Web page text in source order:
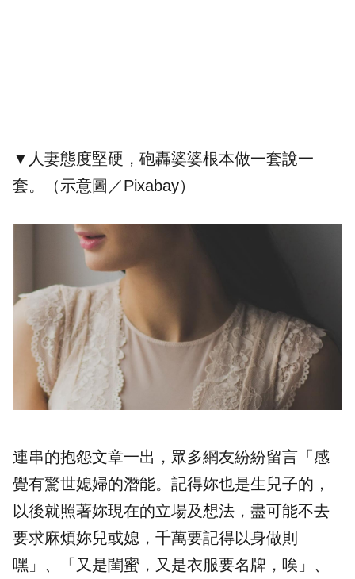
▼人妻態度堅硬，砲轟婆婆根本做一套說一
套。（示意圖／Pixabay）
連串的抱怨文章一出，眾多網友紛紛留言「感
覺有驚世媳婦的潛能。記得妳也是生兒子的，
以後就照著妳現在的立場及想法，盡可能不去
要求麻煩妳兒或媳，千萬要記得以身做則
嘿」、「又是閨蜜，又是衣服要名牌，唉」、